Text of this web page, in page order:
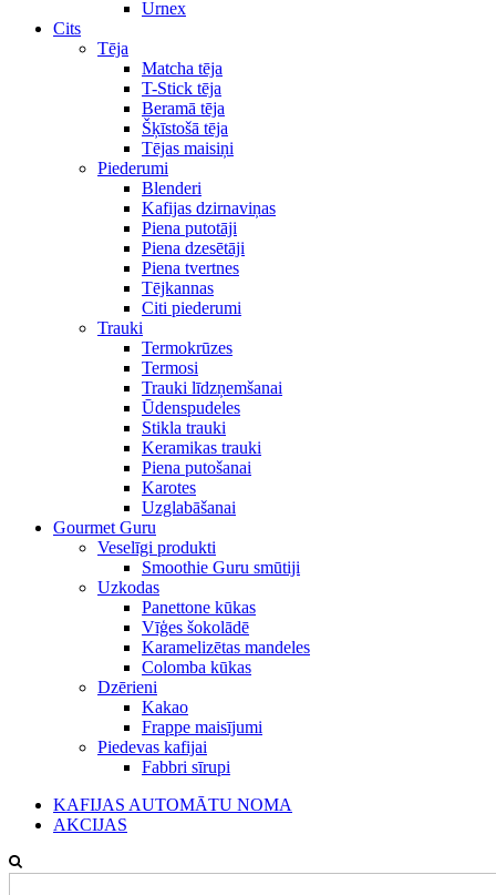
Urnex
Cits
Tēja
Matcha tēja
T-Stick tēja
Beramā tēja
Šķīstošā tēja
Tējas maisiņi
Piederumi
Blenderi
Kafijas dzirnaviņas
Piena putotāji
Piena dzesētāji
Piena tvertnes
Tējkannas
Citi piederumi
Trauki
Termokrūzes
Termosi
Trauki līdzņemšanai
Ūdenspudeles
Stikla trauki
Keramikas trauki
Piena putošanai
Karotes
Uzglabāšanai
Gourmet Guru
Veselīgi produkti
Smoothie Guru smūtiji
Uzkodas
Panettone kūkas
Vīģes šokolādē
Karamelizētas mandeles
Colomba kūkas
Dzērieni
Kakao
Frappe maisījumi
Piedevas kafijai
Fabbri sīrupi
KAFIJAS AUTOMĀTU NOMA
AKCIJAS